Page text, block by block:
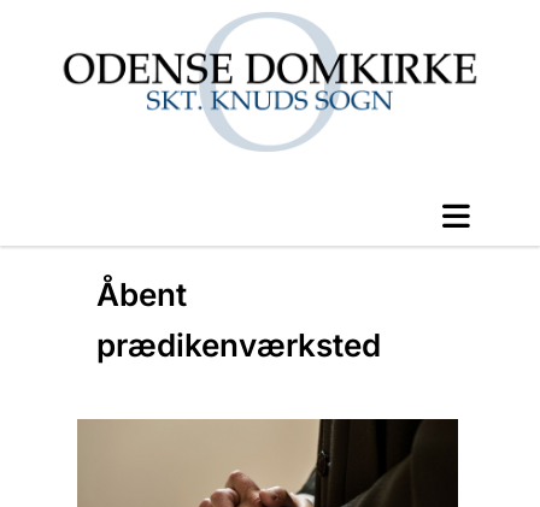
Åbent
prædikenværksted